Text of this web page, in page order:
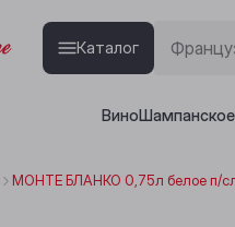
Каталог
ВиноШампанское
МОНТЕ БЛАНКО 0,75л белое п/